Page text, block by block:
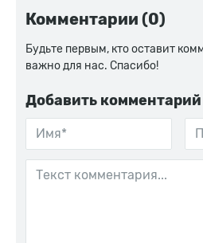
Комментарии (0)
Будьте первым, кто оставит
важно для нас. Спасибо!
Добавить комментарий